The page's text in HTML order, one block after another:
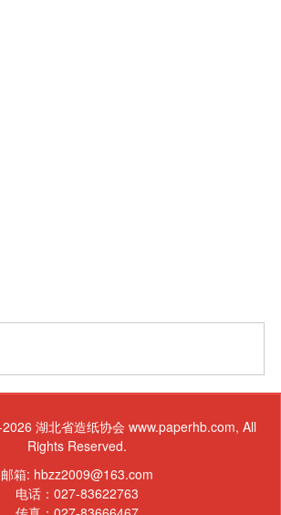
湖北省造纸协会 www.paperhb.com, All
Rights Reserved.
邮箱: hbzz2009@163.com
电话：027-83622763